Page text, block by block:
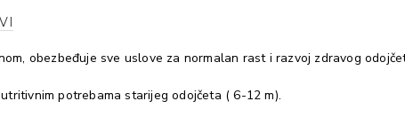
obezbeđuje sve uslove za normalan rast i razvoj zdravog
potrebama starijeg odojčeta ( 6-12 m).